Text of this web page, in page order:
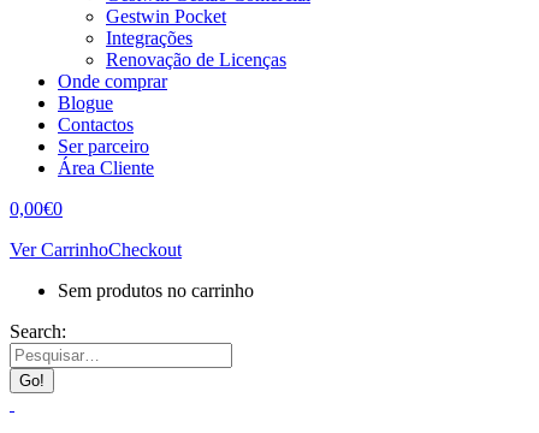
Gestwin Pocket
Integrações
Renovação de Licenças
Onde comprar
Blogue
Contactos
Ser parceiro
Área Cliente
0,00€0
Ver CarrinhoCheckout
Sem produtos no carrinho
Search: